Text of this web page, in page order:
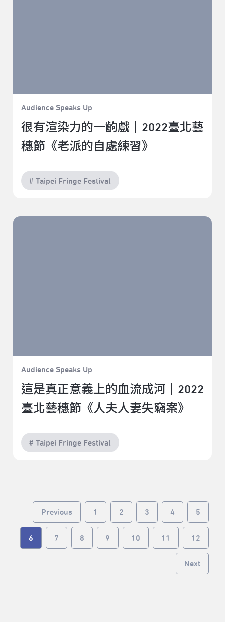
Audience Speaks Up
很有渲染力的一齣戲｜2022臺北藝
穗節《老派的自處練習》
# Taipei Fringe Festival
這是真正意義上的血流成河｜2022臺北藝穗節《人夫人
Audience Speaks Up
這是真正意義上的血流成河｜2022
臺北藝穗節《人夫人妻失竊案》
# Taipei Fringe Festival
Previous 1 2 3 4 5
6 7 8 9 10 11 12
Next